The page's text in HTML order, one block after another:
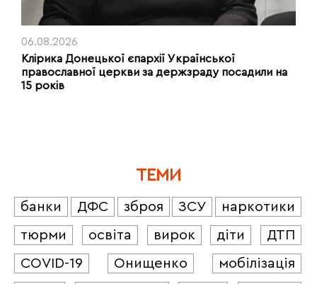
06.08.2026
Клірика Донецької єпархії Української
православної церкви за держзраду посадили на
15 років
ТЕМИ
банки ДФС зброя ЗСУ
наркотики
тюрми
освіта вирок діти
ДТП
COVID-19
Онищенко
мобілізація